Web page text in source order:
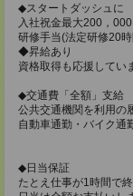
◆スタートダッシュに
入社祝金最大200，000
研修手当(法定研修20
◆昇給あり
資格取得も応援してい
◆交通費「全額」支給
公共交通機関を利用の
自動車通勤・バイク通
◆日当保証
たとえ仕事が1時間で